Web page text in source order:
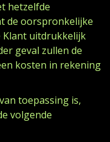
hetzelfde
de oorspronkelijke
Klant uitdrukkelijk
geval zullen de
kosten in rekening
toepassing is,
volgende